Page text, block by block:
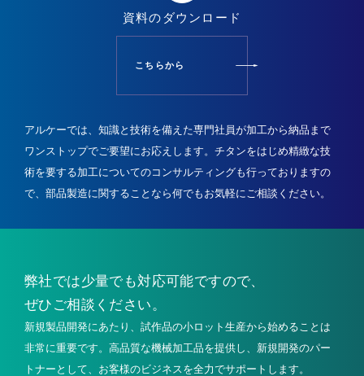
資料の ダウンロード
こちらから
アルケーでは、知識と技術を備えた専門社員が加工から納品まで
ワンストップでご要望にお応えします。チタンをはじめ精緻な技
術を要する加工についてのコンサルティングも行っておりますの
で、部品製造に関することなら何でもお気軽にご相談ください。
弊社では少量でも対応可能ですので、
ぜひご相談ください。
新規製品開発にあたり、試作品の小ロット生産から始めることは
非常に重要です。高品質な機械加工品を提供し、新規開発のパー
トナーとして、お客様のビジネスを全力でサポートします。